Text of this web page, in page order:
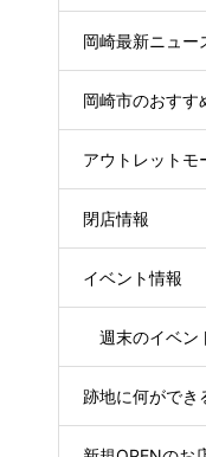
岡崎最新ニュー
岡崎市のおすす
アウトレットモ
閉店情報
イベント情報
週末のイベン
跡地に何ができ